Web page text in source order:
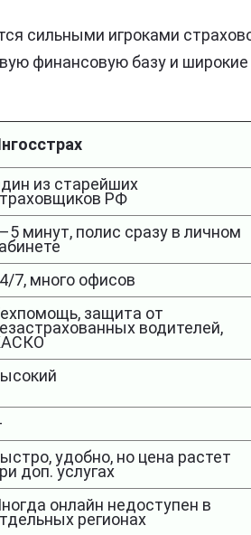
сильными игроками
финансовую базу и
из старейших
РФ
минут, полис сразу в личном
7, много офисов
защита от
водителей,
удобно, но цена растет
доп. услугах
онлайн недоступен в
регионах